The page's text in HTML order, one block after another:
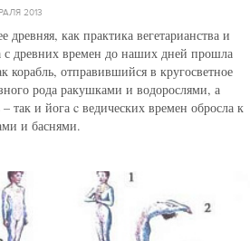
2013
древняя, как практика вегетарианства и
с древних времен до наших дней прошла
отправившийся в кругосветное
рода ракушками и водорослями, а
так и йога c ведических времен обросла к
и баснями.